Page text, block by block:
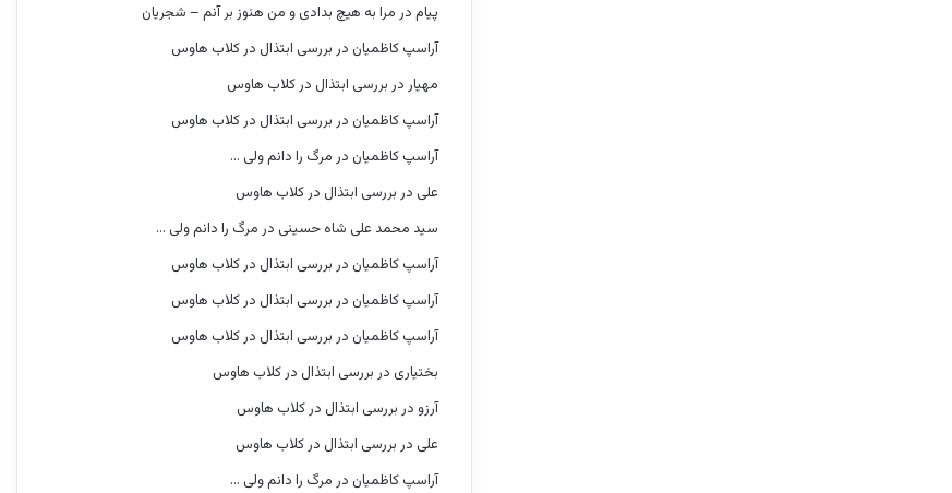
پیام در مرا به هیچ بدادی و من هنوز بر آنم – شجریان
آراسپ کاظمیان در بررسی ابتذال در کلاب هاوس
مهیار در بررسی ابتذال در کلاب هاوس
آراسپ کاظمیان در بررسی ابتذال در کلاب هاوس
آراسپ کاظمیان در مرگ را دانم ولی …
علی در بررسی ابتذال در کلاب هاوس
سید محمد علی شاه حسینی در مرگ را دانم ولی …
آراسپ کاظمیان در بررسی ابتذال در کلاب هاوس
آراسپ کاظمیان در بررسی ابتذال در کلاب هاوس
آراسپ کاظمیان در بررسی ابتذال در کلاب هاوس
بختیاری در بررسی ابتذال در کلاب هاوس
آرزو در بررسی ابتذال در کلاب هاوس
علی در بررسی ابتذال در کلاب هاوس
آراسپ کاظمیان در مرگ را دانم ولی …